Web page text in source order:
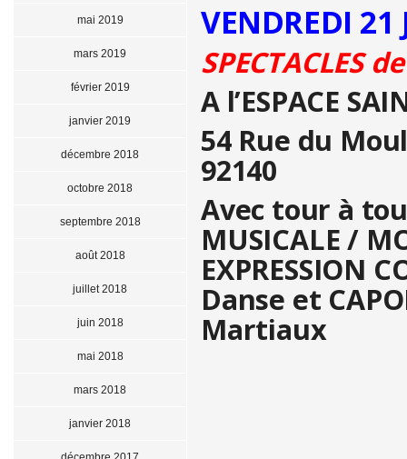
VENDREDI
SPECTACLES
A l’ESPACE
54 Rue du
92140
Avec tour à
MUSICALE /
EXPRESSION
Danse et
Martiaux
mai 2019
mars 2019
février 2019
janvier 2019
décembre 2018
octobre 2018
septembre 2018
août 2018
juillet 2018
juin 2018
mai 2018
mars 2018
janvier 2018